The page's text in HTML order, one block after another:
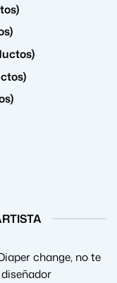
change, no te